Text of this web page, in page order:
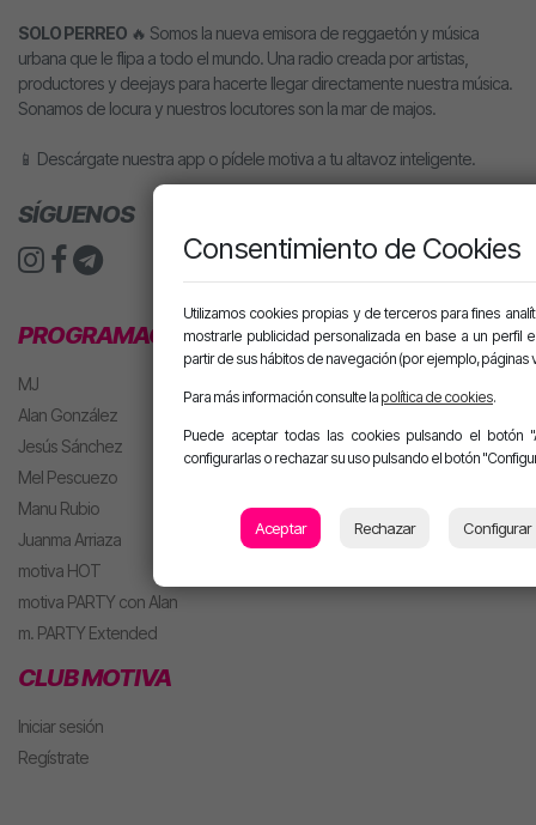
SOLO PERREO 🔥 Somos la nueva emisora de reggaetón y música
urbana que le flipa a todo el mundo. Una radio creada por artistas,
productores y deejays para hacerte llegar directamente nuestra música.
Sonamos de locura y nuestros locutores son la mar de majos.
📱 Descárgate nuestra app o pídele motiva a tu altavoz inteligente.
SÍGUENOS
PROGRAMACIÓN
MJ
Alan González
Jesús Sánchez
Mel Pescuezo
Manu Rubio
Juanma Arriaza
motiva HOT
motiva PARTY con Alan
m. PARTY Extended
CLUB MOTIVA
Iniciar sesión
Regístrate
Consentimiento de Cookies
Utilizamos cookies propias y de terceros para fines
mostrarle publicidad personalizada en base a un perfil
partir de sus hábitos de navegación (por ejemplo, páginas
Para más información consulte la política de cookies.
Puede aceptar todas las cookies pulsando el botón
configurarlas o rechazar su uso pulsando el botón
Aceptar Rechazar Configurar